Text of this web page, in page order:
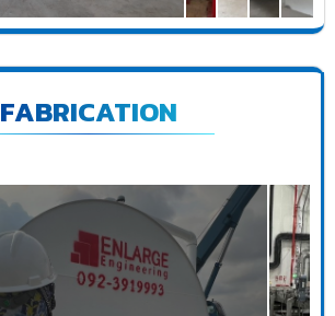
FABRICATION